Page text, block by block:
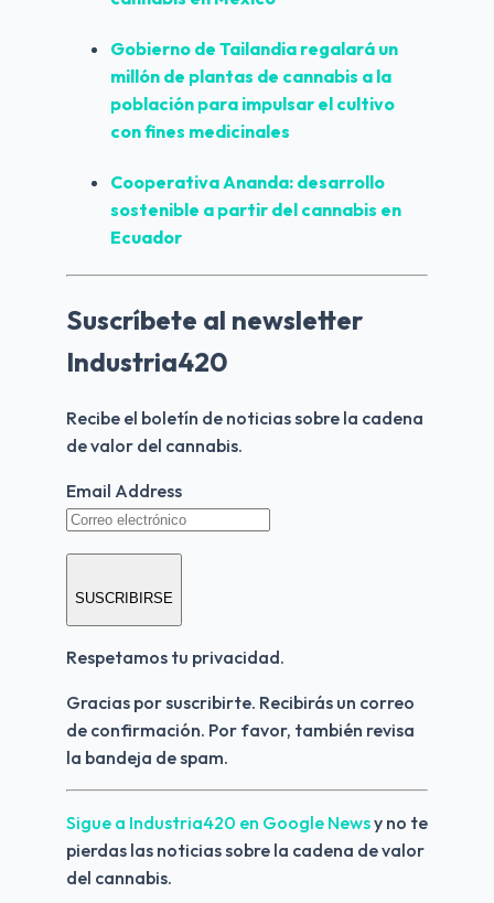
Gobierno de Tailandia regalará un
millón de plantas de cannabis a la
población para impulsar el cultivo
con fines medicinales
Cooperativa Ananda: desarrollo
sostenible a partir del cannabis en
Ecuador
Suscríbete al newsletter
Industria420
Recibe el boletín de noticias sobre la cadena
de valor del cannabis.
Email Address
SUSCRIBIRSE
Respetamos tu privacidad.
Gracias por suscribirte. Recibirás un correo
de confirmación. Por favor, también revisa
la bandeja de spam.
Sigue a Industria420 en Google News y no te
pierdas las noticias sobre la cadena de valor
del cannabis.